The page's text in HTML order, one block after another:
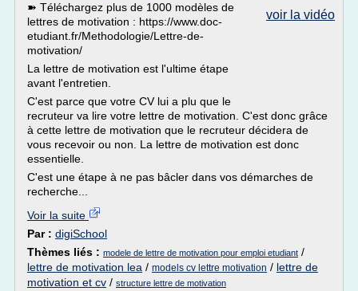
voir la vidéo
➽ Téléchargez plus de 1000 modèles de
lettres de motivation : https://www.doc-
etudiant.fr/Methodologie/Lettre-de-
motivation/
La lettre de motivation est l'ultime étape
avant l'entretien.
C'est parce que votre CV lui a plu que le
recruteur va lire votre lettre de motivation. C'est donc grâce
à cette lettre de motivation que le recruteur décidera de
vous recevoir ou non. La lettre de motivation est donc
essentielle.
C'est une étape à ne pas bâcler dans vos démarches de
recherche...
Voir la suite
Par : digiSchool
Thèmes liés : modele de lettre de motivation pour emploi etudiant /
lettre de motivation lea / models cv lettre motivation / lettre de
motivation et cv / structure lettre de motivation